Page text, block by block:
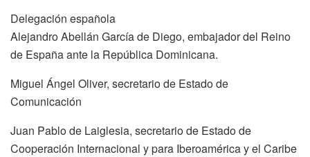
Delegación española
Alejandro Abellán García de Diego, embajador del Reino
de España ante la República Dominicana.
Miguel Ángel Oliver, secretario de Estado de
Comunicación
Juan Pablo de Laiglesia, secretario de Estado de
Cooperación Internacional y para Iberoamérica y el Caribe